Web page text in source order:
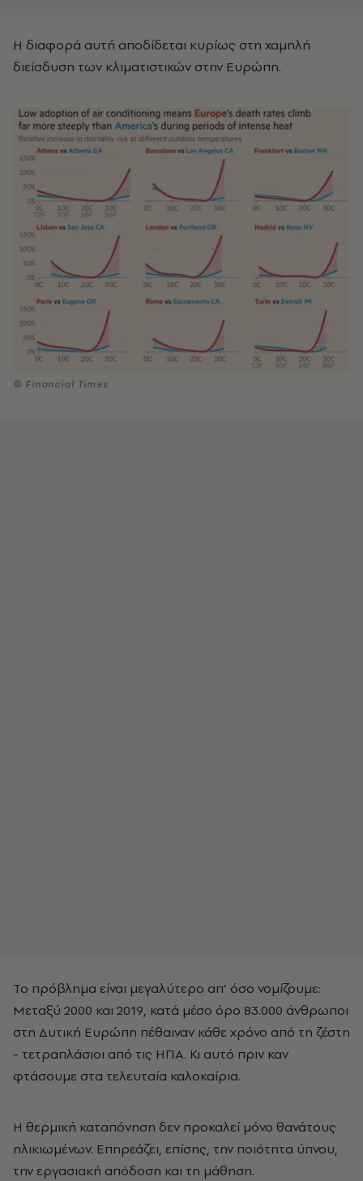
Η διαφορά αυτή αποδίδεται κυρίως στη χαμηλή
διείσδυση των κλιματιστικών στην Ευρώπη.
© Financial Times
Το πρόβλημα είναι μεγαλύτερο απ’ όσο νομίζουμε:
Μεταξύ 2000 και 2019, κατά μέσο όρο 83.000 άνθρωποι
στη Δυτική Ευρώπη πέθαιναν κάθε χρόνο από τη ζέστη
- τετραπλάσιοι από τις ΗΠΑ. Κι αυτό πριν καν
φτάσουμε στα τελευταία καλοκαίρια.
Η θερμική καταπόνηση δεν προκαλεί μόνο θανάτους
ηλικιωμένων. Επηρεάζει, επίσης, την ποιότητα ύπνου,
την εργασιακή απόδοση και τη μάθηση.